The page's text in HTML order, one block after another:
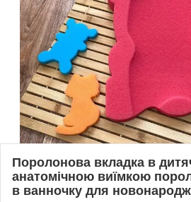
Поролонова вкладка в
анатомічною виїмкою
в ванночку для